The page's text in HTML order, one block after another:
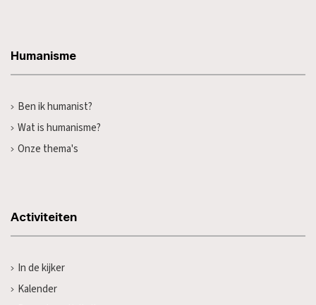
Humanisme
Ben ik humanist?
Wat is humanisme?
Onze thema's
Activiteiten
In de kijker
Kalender